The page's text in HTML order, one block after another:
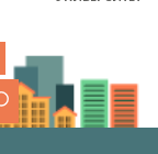
Введите ваш